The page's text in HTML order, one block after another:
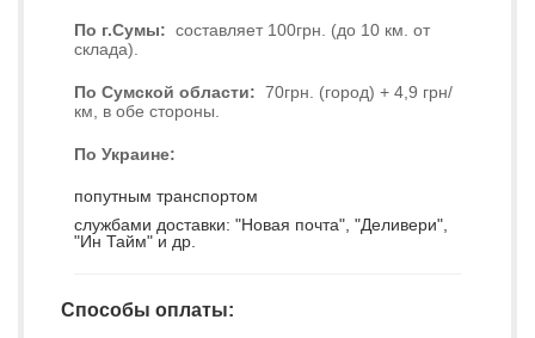
По г.Сумы: составляет 100грн. (до 10 км. от
склада).
По Сумской области: 70грн. (город) + 4,9 грн/
км, в обе стороны.
По Украине:
попутным транспортом
службами доставки: "Новая почта", "Деливери",
"Ин Тайм" и др.
Способы оплаты: